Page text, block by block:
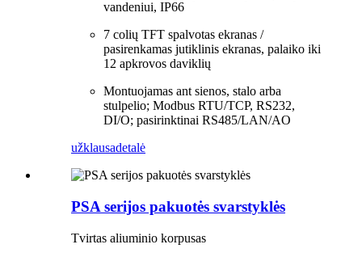
vandeniui, IP66
7 colių TFT spalvotas ekranas /
pasirenkamas jutiklinis ekranas, palaiko iki
12 apkrovos daviklių
Montuojamas ant sienos, stalo arba
stulpelio; Modbus RTU/TCP, RS232,
DI/O; pasirinktinai RS485/LAN/AO
užklausadetalė
PSA serijos pakuotės svarstyklės
Tvirtas aliuminio korpusas